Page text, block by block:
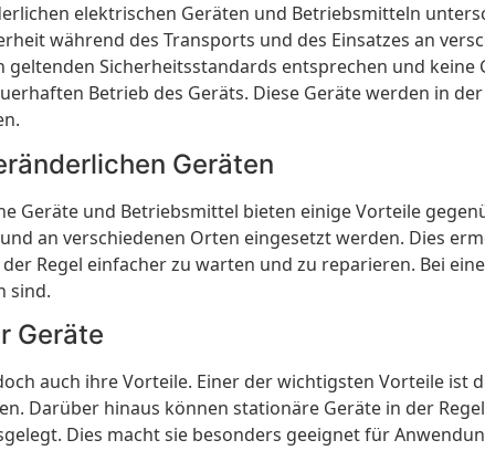
elektrischen Geräten und Betriebsmitteln
während des Transports und des Einsatzes an
geltenden Sicherheitsstandards entsprechen und
Betrieb des Geräts. Diese Geräte werden in
Geräten
Geräte und Betriebsmittel bieten einige Vorteile
an verschiedenen Orten eingesetzt werden. Dies
Regel einfacher zu warten und zu reparieren. Bei
sind.
Geräte
auch ihre Vorteile. Einer der wichtigsten Vorteile
Darüber hinaus können stationäre Geräte in der
Dies macht sie besonders geeignet für